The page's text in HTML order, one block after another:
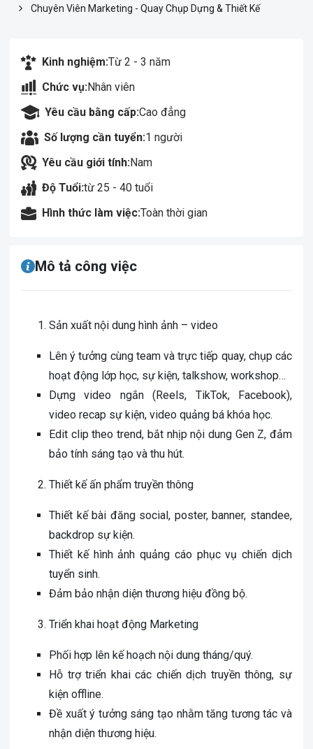
Chuyên Viên Marketing - Quay Chụp Dựng & Thiết Kế
Kinh nghiệm:Từ 2 - 3 năm
Chức vụ:Nhân viên
Yêu cầu bằng cấp:Cao đẳng
Số lượng cần tuyển:1 người
Yêu cầu giới tính:Nam
Độ Tuổi:từ 25 - 40 tuổi
Hình thức làm việc:Toàn thời gian
Mô tả công việc
Sản xuất nội dung hình ảnh – video
Lên ý tưởng cùng team và trực tiếp quay, chụp các
hoạt động lớp học, sự kiện, talkshow, workshop…
Dựng video ngắn (Reels, TikTok, Facebook),
video recap sự kiện, video quảng bá khóa học.
Edit clip theo trend, bắt nhịp nội dung Gen Z, đảm
bảo tính sáng tạo và thu hút.
Thiết kế ấn phẩm truyền thông
Thiết kế bài đăng social, poster, banner, standee,
backdrop sự kiện.
Thiết kế hình ảnh quảng cáo phục vụ chiến dịch
tuyển sinh.
Đảm bảo nhận diện thương hiệu đồng bộ.
Triển khai hoạt động Marketing
Phối hợp lên kế hoạch nội dung tháng/quý.
Hỗ trợ triển khai các chiến dịch truyền thông, sự
kiện offline.
Đề xuất ý tưởng sáng tạo nhằm tăng tương tác và
nhận diện thương hiệu.